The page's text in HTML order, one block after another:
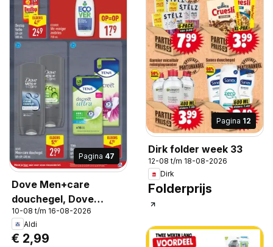
Pagina 47
Dove Men+care
douchegel, Dove
Men+care douchegel
OP=OP. 400 ml.
10-08 t/m 16-08-2026
Aldi
€ 2,99
Pagina 12
Dirk folder week 33
12-08 t/m 18-08-2026
Dirk
Folderprijs